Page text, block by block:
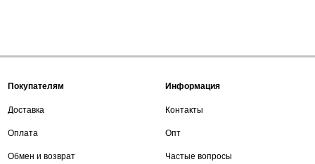
Покупателям
Доставка
Оплата
Обмен и возврат
Информация
Контакты
Опт
Частые вопросы